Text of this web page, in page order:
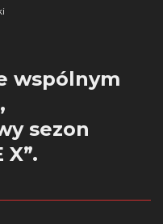
wspólnym
sezon
X”.